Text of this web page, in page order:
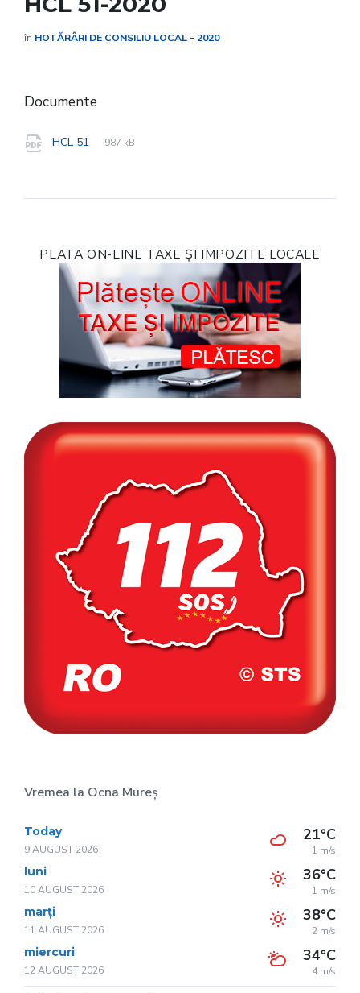
în HOTĂRÂRI DE CONSILIU LOCAL - 2020
Documente
HCL 51
File
pdf
File
987 kB
PLATA ON-LINE TAXE ȘI IMPOZITE LOCALE
Vremea la Ocna Mureș
Today
9 AUGUST 2026
21°C
1 m/s
luni
10 AUGUST 2026
36°C
1 m/s
marți
11 AUGUST 2026
38°C
2 m/s
miercuri
12 AUGUST 2026
34°C
4 m/s